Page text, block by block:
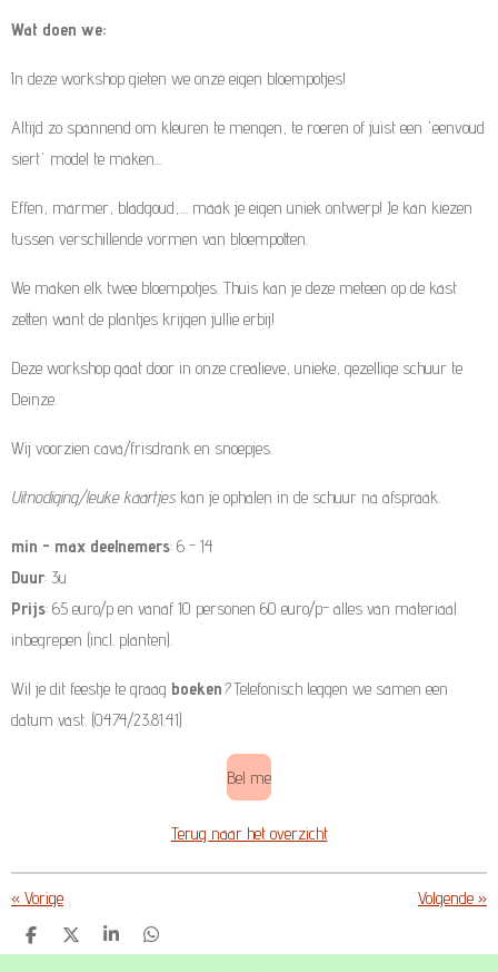
Wat doen we:
In deze workshop gieten we onze eigen bloempotjes!
Altijd zo spannend om kleuren te mengen, te roeren of juist een 'eenvoud
siert' model te maken...
Effen, marmer, bladgoud,.... maak je eigen uniek ontwerp! Je kan kiezen
tussen verschillende vormen van bloempotten.
We maken elk twee bloempotjes. Thuis kan je deze meteen op de kast
zetten want de plantjes krijgen jullie erbij!
Deze workshop gaat door in onze crealieve, unieke, gezellige schuur te
Deinze.
Wij voorzien cava/frisdrank en snoepjes.
Uitnodiging/leuke kaartjes kan je ophalen in de schuur na afspraak.
min - max deelnemers: 6 - 14
Duur: 3u
Prijs: 65 euro/p en vanaf 10 personen 60 euro/p- alles van materiaal
inbegrepen (incl. planten).
Wil je dit feestje te graag boeken?Telefonisch leggen we samen een
datum vast. (0474/23.81.41)
Bel me
Terug naar het overzicht
« Vorige Volgende »
D
e
D
e
S
h
D
e